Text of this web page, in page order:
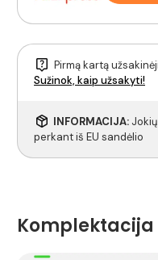
Pirmą kartą
Sužinok, kaip užsakyti!
INFORMACIJA:
perkant iš EU sandėlio
Komplektacija